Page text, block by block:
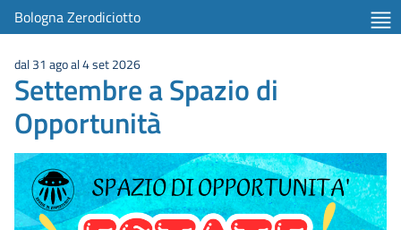
Bologna Zerodiciotto
dal 31 ago al 4 set 2026
Settembre a Spazio di
Opportunità